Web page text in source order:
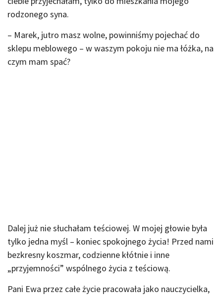
rodzonego syna.
– Marek, jutro masz wolne, powinniśmy pojechać do
sklepu meblowego – w waszym pokoju nie ma łóżka, na
czym mam spać?
Dalej już nie słuchałam teściowej. W mojej głowie była
tylko jedna myśl – koniec spokojnego życia! Przed nami
bezkresny koszmar, codzienne kłótnie i inne
„przyjemności” wspólnego życia z teściową.
Pani Ewa przez całe życie pracowała jako nauczycielka,